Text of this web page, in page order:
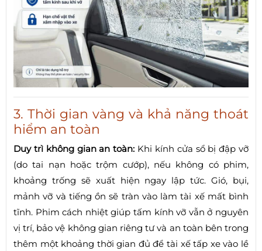
3. Thời gian vàng và khả năng thoát
hiểm an toàn
Duy trì không gian an toàn: Khi kính cửa sổ bị đập vỡ
(do tai nạn hoặc trộm cướp), nếu không có phim,
khoảng trống sẽ xuất hiện ngay lập tức. Gió, bụi,
mảnh vỡ và tiếng ồn sẽ tràn vào làm tài xế mất bình
tĩnh. Phim cách nhiệt giúp tấm kính vỡ vẫn ở nguyên
vị trí, bảo vệ không gian riêng tư và an toàn bên trong
thêm một khoảng thời gian đủ để tài xế tấp xe vào lề